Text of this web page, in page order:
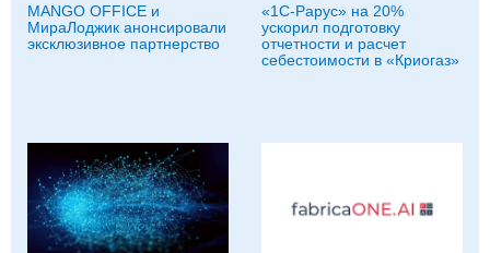
MANGO OFFICE и
МираЛоджик анонсировали
эксклюзивное партнерство
«1С-Рарус» на 20%
ускорил подготовку
отчетности и расчет
себестоимости в «Криогаз»